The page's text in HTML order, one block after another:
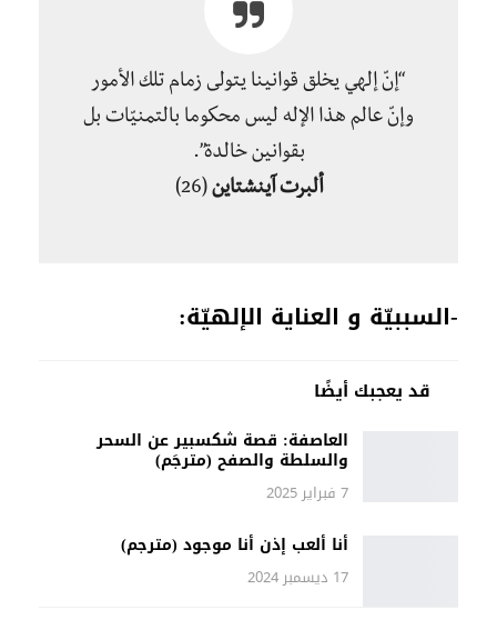
“إنّ إلهي يخلق قوانينا يتولى زمام تلك الأمور
وإنّ عالم هذا الإله ليس محكوما بالتمنيّات بل
بقوانين خالدة”.
ألبرت آينشتاين(26)
-السببيّة و العناية الإلهيّة:
قد يعجبك أيضًا
العاصفة: قصة شكسبير عن السحر
والسلطة والصفح (مترجَم)
7 فبراير 2025
أنا ألعب إذن أنا موجود (مترجم)
17 ديسمبر 2024